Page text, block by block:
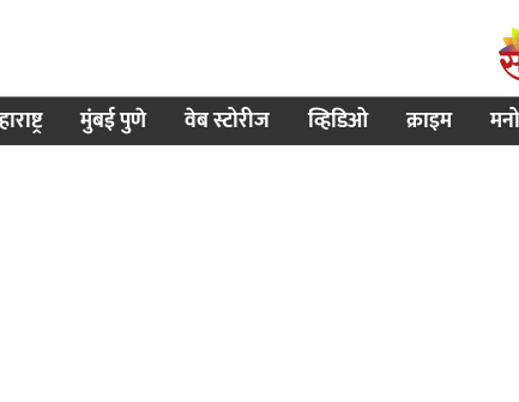
मुंबई पुणे वेब स्टोरीज व्हिडिओ क्राइम